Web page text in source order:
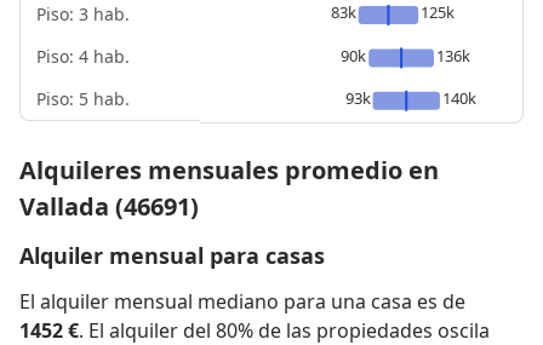
Piso: 3 hab.
Piso: 4 hab.
Piso: 5 hab.
83k
125k
90k
136k
93k
140k
Alquileres mensuales promedio en
Vallada (46691)
Alquiler mensual para casas
El alquiler mensual mediano para una casa es de
1452 €. El alquiler del 80% de las propiedades oscila